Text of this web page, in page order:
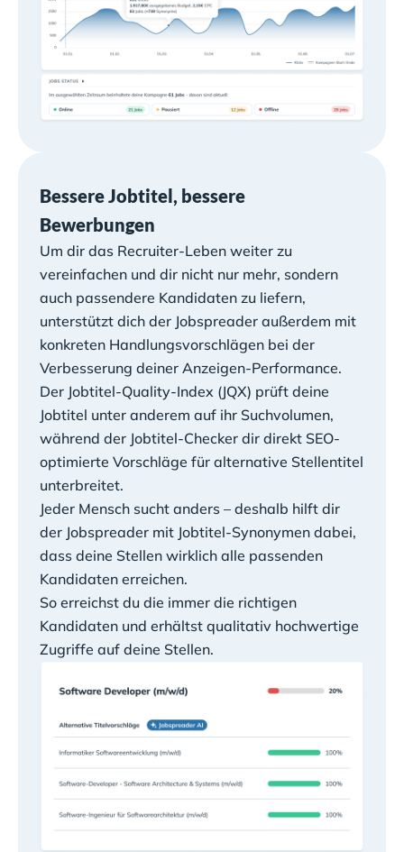
Bessere Jobtitel, bessere
Bewerbungen
Um dir das Recruiter-Leben weiter zu
vereinfachen und dir nicht nur mehr, sondern
auch passendere Kandidaten zu liefern,
unterstützt dich der Jobspreader außerdem mit
konkreten Handlungsvorschlägen bei der
Verbesserung deiner Anzeigen-Performance.
Der Jobtitel-Quality-Index (JQX) prüft deine
Jobtitel unter anderem auf ihr Suchvolumen,
während der Jobtitel-Checker dir direkt SEO-
optimierte Vorschläge für alternative Stellentitel
unterbreitet.
Jeder Mensch sucht anders – deshalb hilft dir
der Jobspreader mit Jobtitel-Synonymen dabei,
dass deine Stellen wirklich alle passenden
Kandidaten erreichen.
So erreichst du die immer die richtigen
Kandidaten und erhältst qualitativ hochwertige
Zugriffe auf deine Stellen.